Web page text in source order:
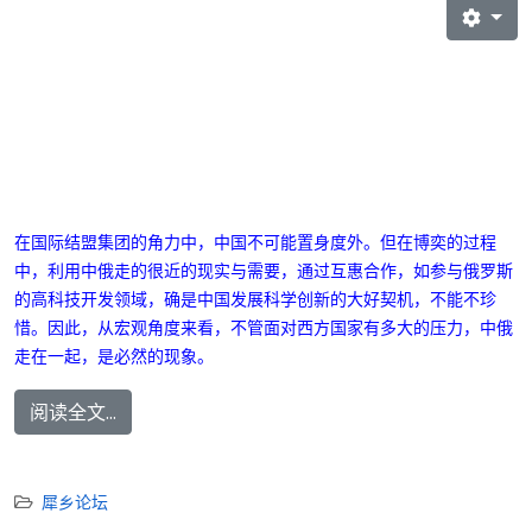
在国际结盟集团的角力中，中国不可能置身度外。但在博奕的过程
中，利用中俄走的很近的现实与需要，通过互惠合作，如参与俄罗斯
的高科技开发领域，确是中国发展科学创新的大好契机，不能不珍
惜。因此，从宏观角度来看，不管面对西方国家有多大的压力，中俄
走在一起，是必然的现象。
阅读全文...
犀乡论坛